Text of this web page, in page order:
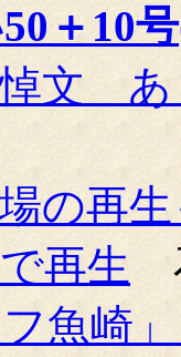
＋10
文 あ
の再
再生
魚崎